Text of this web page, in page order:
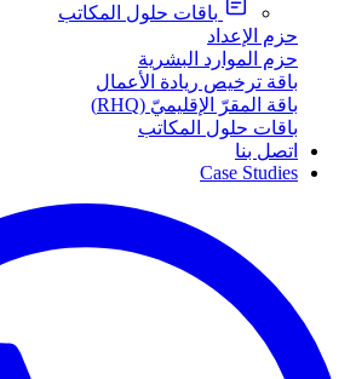
باقات حلول المكاتب
حزم الإعداد
حزم الموارد البشرية
باقة ترخيص ريادة الأعمال
باقة المقرّ الإقليميّ (RHQ)
باقات حلول المكاتب
اتصل بنا
Case Studies